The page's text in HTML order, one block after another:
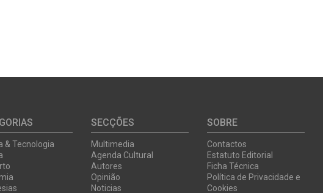
& Tecnologia
SECÇÕES
Multimedia
Agenda Cultural
Autores
Opinião
Noticias
SOBRE
Contactos
Estatuto Editorial
Ficha Técnica
Política de Privacidade e
Cookies